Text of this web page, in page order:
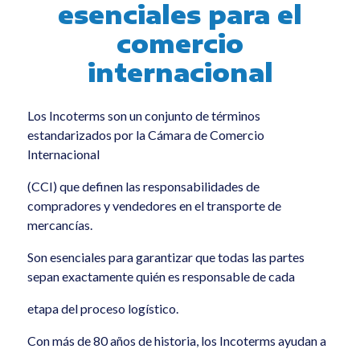
Sem categoria
All
esenciales para el
comercio
internacional
Los Incoterms son un conjunto de términos
estandarizados por la Cámara de Comercio
Internacional
(CCI) que definen las responsabilidades de
compradores y vendedores en el transporte de
mercancías.
Son esenciales para garantizar que todas las partes
sepan exactamente quién es responsable de cada
etapa del proceso logístico.
Con más de 80 años de historia, los Incoterms ayudan a